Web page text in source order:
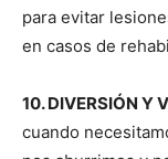
para evitar
en casos de
10. DIVERSIÓN Y
cuando